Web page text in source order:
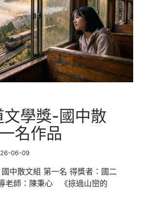
文學獎-國中散
名作品
06-09
中散文組 第一名 得獎者：國二
老師：陳秉心 《掠過山巒的